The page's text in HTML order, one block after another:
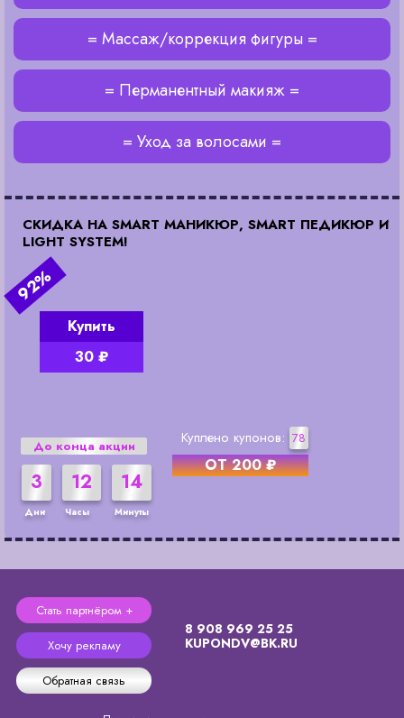
= Массаж/коррекция фигуры =
= Перманентный макияж =
= Уход за волосами =
СКИДКА НА SMART МАНИКЮР, SMART ПЕДИКЮР И
LIGНT SYSTEM!
92%
Купить
30 ₽
До конца акции
3
Дни
12
Часы
14
Минуты
Куплено купонов: 78
ОТ 200 ₽
Стать партнёром +
Хочу рекламу
Обратная связь
8 908 969 25 25
KUPONDV@BK.RU